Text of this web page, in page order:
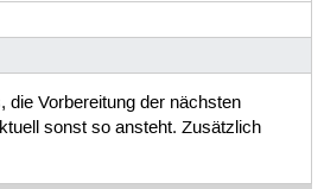
die Vorbereitung der nächsten
sonst so ansteht. Zusätzlich